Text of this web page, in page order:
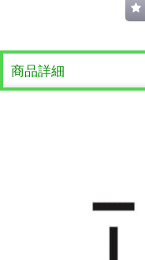
商品詳細